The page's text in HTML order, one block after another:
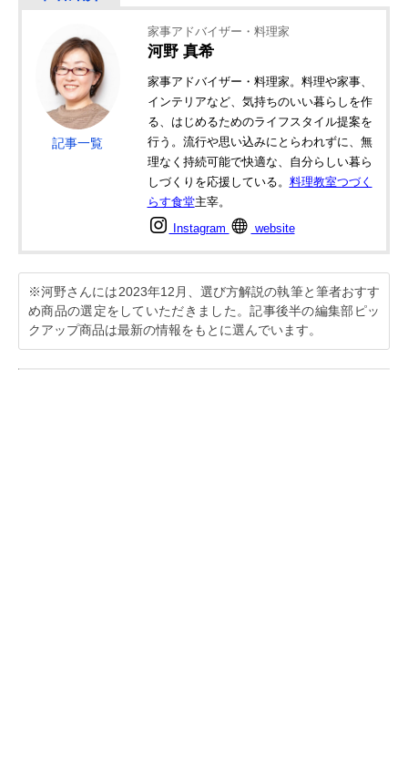
記事一覧
家事アドバイザー・料理家
河野 真希
家事アドバイザー・料理家。料理や家事、
インテリアなど、気持ちのいい暮らしを作
る、はじめるためのライフスタイル提案を
行う。流行や思い込みにとらわれずに、無
理なく持続可能で快適な、自分らしい暮ら
しづくりを応援している。 料理教室つづく
らす食堂主宰。
Instagram website
※河野さんには2023年12月、選び方解説の執筆と筆者おすす
め商品の選定をしていただきました。記事後半の編集部ピッ
クアップ商品は最新の情報をもとに選んでいます。